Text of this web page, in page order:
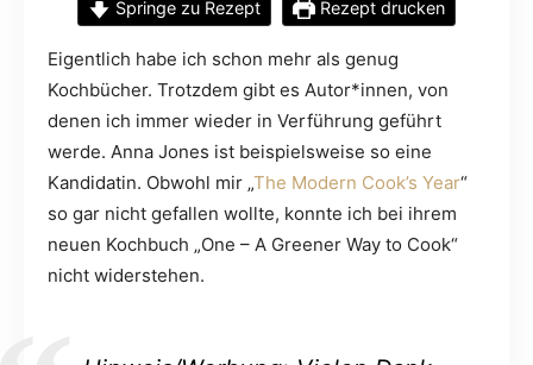
Springe zu Rezept Rezept drucken
Eigentlich habe ich schon mehr als genug
Kochbücher. Trotzdem gibt es Autor*innen, von
denen ich immer wieder in Verführung geführt
werde. Anna Jones ist beispielsweise so eine
Kandidatin. Obwohl mir „The Modern Cook’s Year“
so gar nicht gefallen wollte, konnte ich bei ihrem
neuen Kochbuch „One – A Greener Way to Cook“
nicht widerstehen.